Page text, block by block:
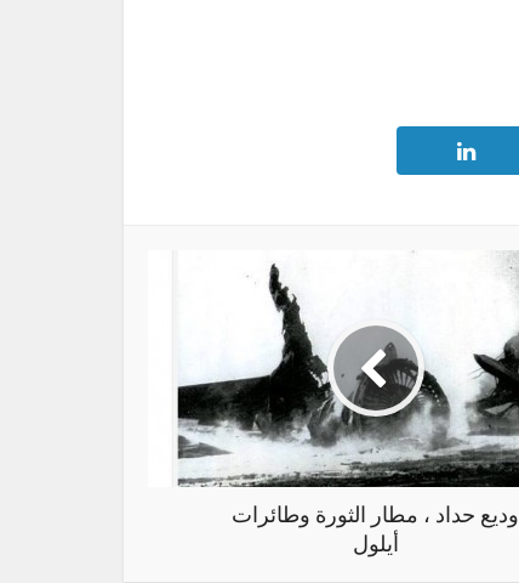
وديع حداد ، مطار الثورة وطائرات
أيلول